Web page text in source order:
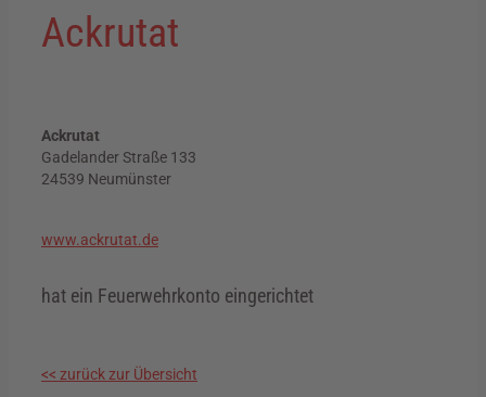
Ackrutat
Ackrutat
Gadelander Straße 133
24539 Neumünster
www.ackrutat.de
hat ein Feuerwehrkonto eingerichtet
<< zurück zur Übersicht